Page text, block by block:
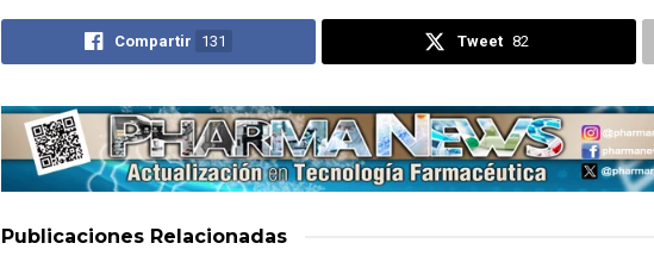
Compartir 131 Tweet 82
Publicaciones Relacionadas